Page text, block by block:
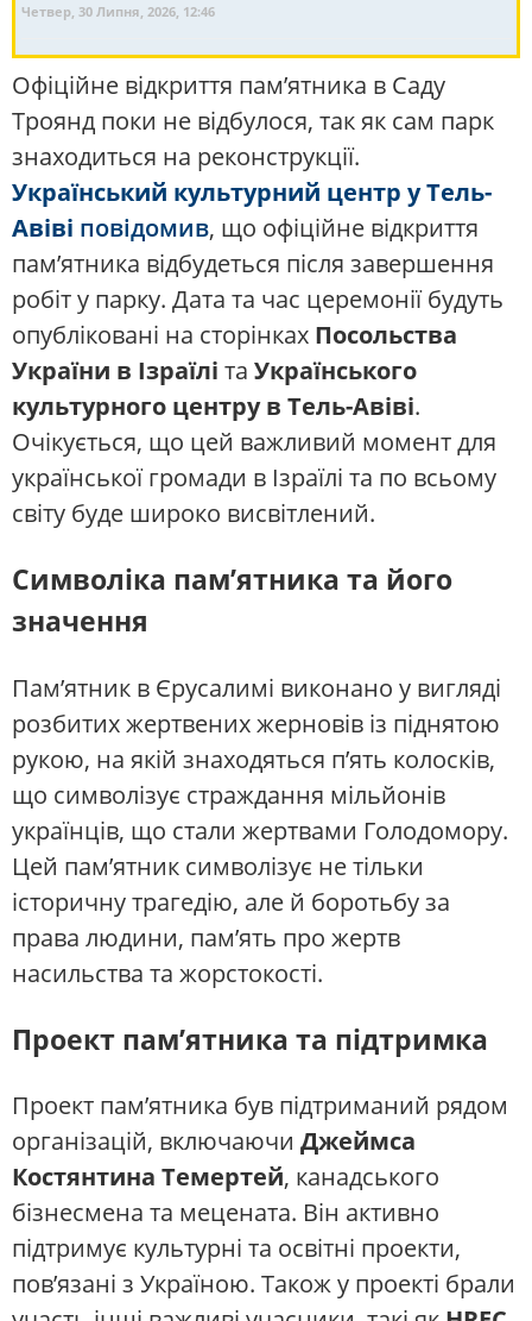
Четвер, 30 Липня, 2026, 12:46
Офіційне відкриття пам’ятника в Саду
Троянд поки не відбулося, так як сам парк
знаходиться на реконструкції.
Український культурний центр у Тель-
Авіві повідомив, що офіційне відкриття
пам’ятника відбудеться після завершення
робіт у парку. Дата та час церемонії будуть
опубліковані на сторінках Посольства
України в Ізраїлі та Українського
культурного центру в Тель-Авіві.
Очікується, що цей важливий момент для
української громади в Ізраїлі та по всьому
світу буде широко висвітлений.
Символіка пам’ятника та його
значення
Пам’ятник в Єрусалимі виконано у вигляді
розбитих жертвених жерновів із піднятою
рукою, на якій знаходяться п’ять колосків,
що символізує страждання мільйонів
українців, що стали жертвами Голодомору.
Цей пам’ятник символізує не тільки
історичну трагедію, але й боротьбу за
права людини, пам’ять про жертв
насильства та жорстокості.
Проект пам’ятника та підтримка
Проект пам’ятника був підтриманий рядом
організацій, включаючи Джеймса
Костянтина Темертей, канадського
бізнесмена та мецената. Він активно
підтримує культурні та освітні проекти,
пов’язані з Україною. Також у проекті брали